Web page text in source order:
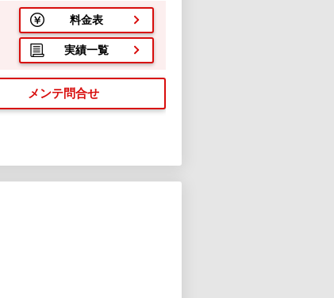
料金表
実績一覧
メンテ問合せ